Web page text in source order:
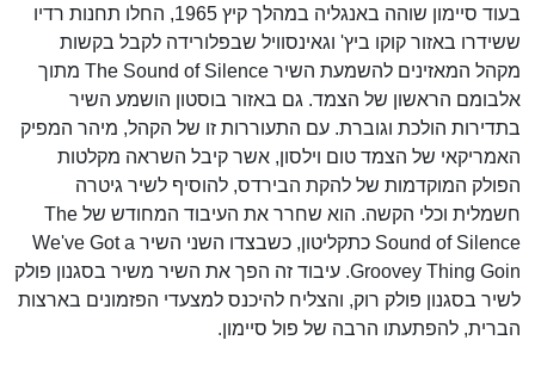
בעוד סיימון שוהה באנגליה במהלך קיץ 1965, החלו תחנות רדיו
ששידרו באזור קוקו ביץ' וגאינסוויל שבפלורידה לקבל בקשות
מקהל המאזינים להשמעת השיר The Sound of Silence מתוך
אלבומם הראשון של הצמד. גם באזור בוסטון הושמע השיר
בתדירות הולכת וגוברת. עם התעוררות זו של הקהל, מיהר המפיק
האמריקאי של הצמד טום וילסון, אשר קיבל השראה מקלטות
הפולק המוקדמות של להקת הבירדס, להוסיף לשיר גיטרה
חשמלית וכלי הקשה. הוא שחרר את העיבוד המחודש של The
Sound of Silence כתקליטון, כשבצדו השני השיר We've Got a
Groovey Thing Goin. עיבוד זה הפך את השיר משיר בסגנון פולק
לשיר בסגנון פולק רוק, והצליח להיכנס למצעדי הפזמונים בארצות
הברית, להפתעתו הרבה של פול סיימון.